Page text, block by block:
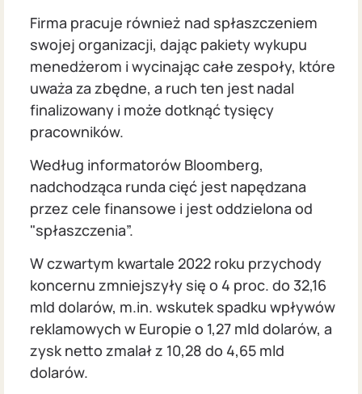
Firma pracuje również nad spłaszczeniem
swojej organizacji, dając pakiety wykupu
menedżerom i wycinając całe zespoły, które
uważa za zbędne, a ruch ten jest nadal
finalizowany i może dotknąć tysięcy
pracowników.
Według informatorów Bloomberg,
nadchodząca runda cięć jest napędzana
przez cele finansowe i jest oddzielona od
"spłaszczenia”.
W czwartym kwartale 2022 roku przychody
koncernu zmniejszyły się o 4 proc. do 32,16
mld dolarów, m.in. wskutek spadku wpływów
reklamowych w Europie o 1,27 mld dolarów, a
zysk netto zmalał z 10,28 do 4,65 mld
dolarów.